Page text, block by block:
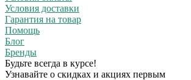
Условия доставки
Гарантия на товар
Помощь
Блог
Бренды
Будьте всегда в курсе!
Узнавайте о скидках и акциях первым